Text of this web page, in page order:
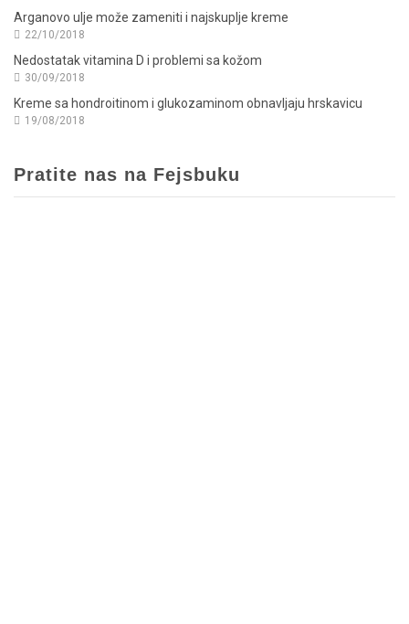
Arganovo ulje može zameniti i najskuplje kreme
22/10/2018
Nedostatak vitamina D i problemi sa kožom
30/09/2018
Kreme sa hondroitinom i glukozaminom obnavljaju hrskavicu
19/08/2018
Pratite nas na Fejsbuku